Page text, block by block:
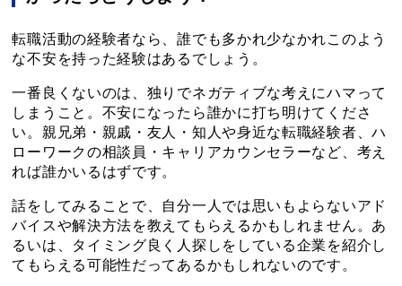
転職活動の経験者なら、誰でも多かれ少なかれこのよう
な不安を持った経験はあるでしょう。
一番良くないのは、独りでネガティブな考えにハマって
しまうこと。不安になったら誰かに打ち明けてくださ
い。親兄弟・親戚・友人・知人や身近な転職経験者、ハ
ローワークの相談員・キャリアカウンセラーなど、考え
れば誰かいるはずです。
話をしてみることで、自分一人では思いもよらないアド
バイスや解決方法を教えてもらえるかもしれません。あ
るいは、タイミング良く人探しをしている企業を紹介し
てもらえる可能性だってあるかもしれないのです。